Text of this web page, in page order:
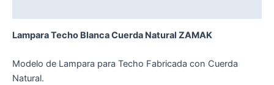
Lampara Techo Blanca Cuerda Natural ZAMAK
Modelo de Lampara para Techo Fabricada con Cuerda
Natural.